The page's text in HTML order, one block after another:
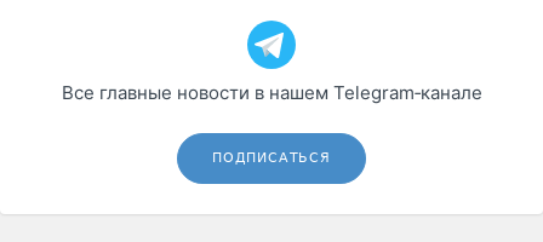
Все главные новости в нашем Telegram‑канале
ПОДПИСАТЬСЯ